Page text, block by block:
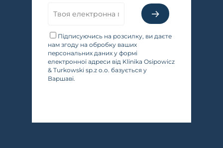
Підписуючись на розсилку, ви даєте
нам згоду на обробку ваших
персональних даних у формі
електронної адреси від Klinika Osipowicz
& Turkowski sp.z o.o. базується у
Варшаві.